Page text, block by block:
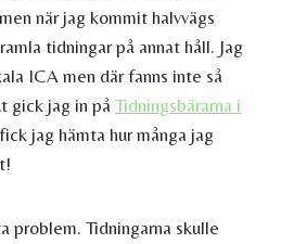
när jag kommit halvvägs
tidningar på annat håll. Jag
ICA men där fanns inte så
gick jag in på Tidningsbärarna i
jag hämta hur många jag
problem. Tidningarna skulle